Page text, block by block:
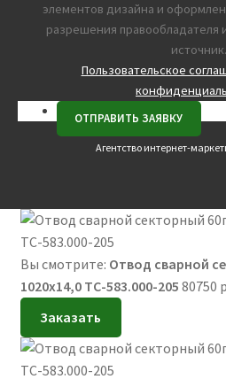
элементов дизайна и
разрешения правообладателя
источник.
Пользовательское
Агентство интернет-
Вы смотрите: Отвод сварной
1020х14,0 ТС-583.000-205 80750
Заказать